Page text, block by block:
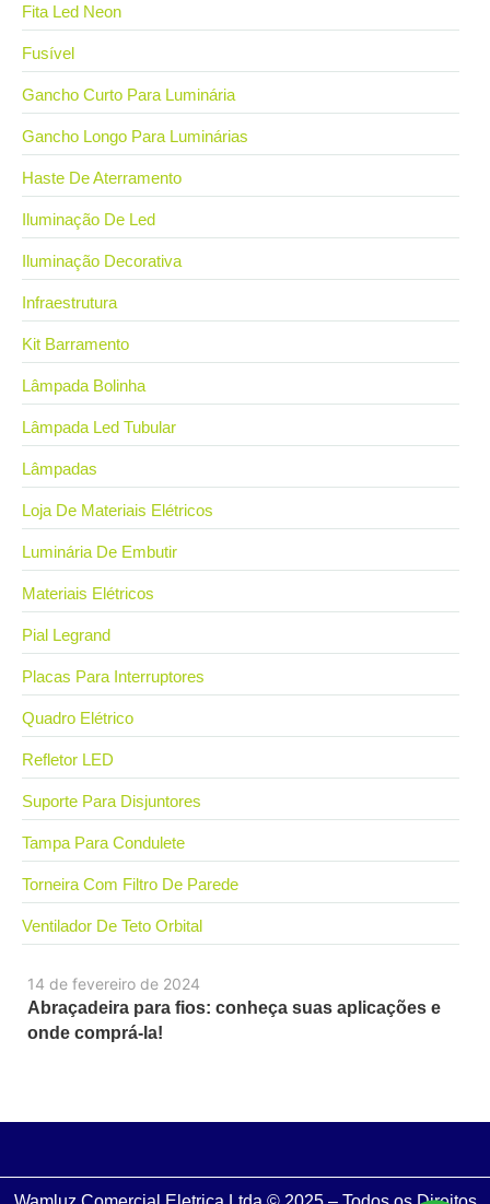
14 de fevereiro de 2024
Abraçadeira para fios: conheça suas aplicações e
onde comprá-la!
Fita Led Neon
Fusível
Gancho Curto Para Luminária
Gancho Longo Para Luminárias
Haste De Aterramento
Iluminação De Led
Iluminação Decorativa
Infraestrutura
Kit Barramento
Lâmpada Bolinha
Lâmpada Led Tubular
Lâmpadas
Loja De Materiais Elétricos
Luminária De Embutir
Materiais Elétricos
Pial Legrand
Placas Para Interruptores
Quadro Elétrico
Refletor LED
Suporte Para Disjuntores
Tampa Para Condulete
Torneira Com Filtro De Parede
Ventilador De Teto Orbital